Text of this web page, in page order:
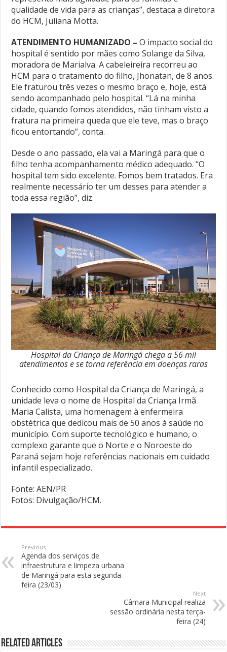
qualidade de vida para as crianças”, destaca a diretora
do HCM, Juliana Motta.
ATENDIMENTO HUMANIZADO – O impacto social do
hospital é sentido por mães como Solange da Silva,
moradora de Marialva. A cabeleireira recorreu ao
HCM para o tratamento do filho, Jhonatan, de 8 anos.
Ele fraturou três vezes o mesmo braço e, hoje, está
sendo acompanhado pelo hospital. “Lá na minha
cidade, quando fomos atendidos, não tinham visto a
fratura na primeira queda que ele teve, mas o braço
ficou entortando”, conta.
Desde o ano passado, ela vai a Maringá para que o
filho tenha acompanhamento médico adequado. “O
hospital tem sido excelente. Fomos bem tratados. Era
realmente necessário ter um desses para atender a
toda essa região”, diz.
Hospital da Criança de Maringá chega a 56 mil
atendimentos e se torna referência em doenças raras
Conhecido como Hospital da Criança de Maringá, a
unidade leva o nome de Hospital da Criança Irmã
Maria Calista, uma homenagem à enfermeira
obstétrica que dedicou mais de 50 anos à saúde no
município. Com suporte tecnológico e humano, o
complexo garante que o Norte e o Noroeste do
Paraná sejam hoje referências nacionais em cuidado
infantil especializado.
Fonte: AEN/PR
Fotos: Divulgação/HCM.
Previous
Agenda dos serviços de
infraestrutura e limpeza urbana
de Maringá para esta segunda-
feira (23/03)
Next
Câmara Municipal realiza
sessão ordinária nesta terça-
feira (24)
Related Articles